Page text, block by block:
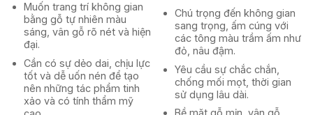
Muốn trang trí không gian
bằng gỗ tự nhiên màu
sáng, vân gỗ rõ nét và hiện
đại.
Cần có sự dẻo dai, chịu lực
tốt và dễ uốn nén để tạo
nên những tác phẩm tinh
xảo và có tính thẩm mỹ
Chú trọng đến không gian
sang trọng, ấm cúng với
các tông màu trầm ấm như
đỏ, nâu đậm.
Yêu cầu sự chắc chắn,
chống mối mọt, thời gian
sử dụng lâu dài.